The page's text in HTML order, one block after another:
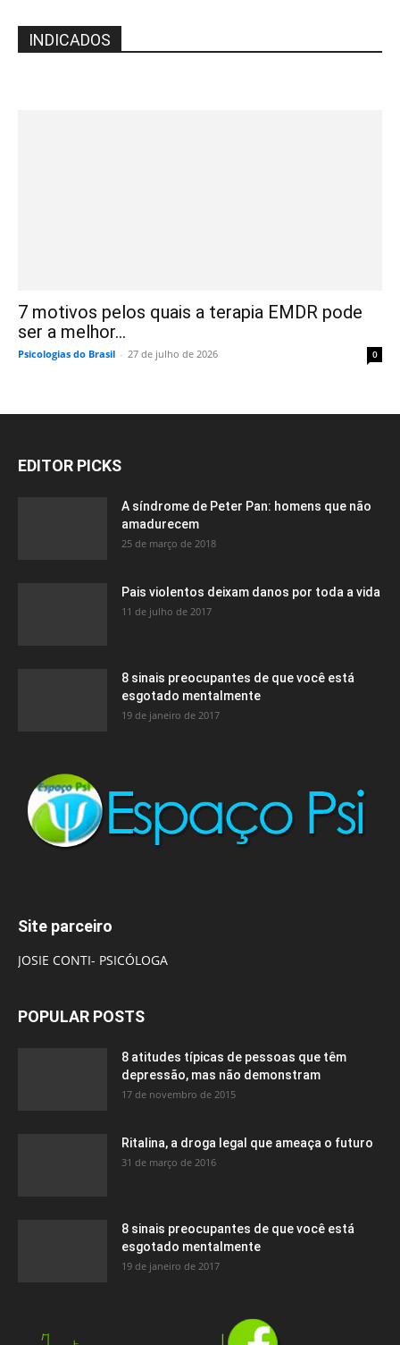
INDICADOS
7 motivos pelos quais a terapia EMDR pode
ser a melhor...
Psicologias do Brasil - 27 de julho de 2026 0
EDITOR PICKS
A síndrome de Peter Pan: homens que não
amadurecem
25 de março de 2018
Pais violentos deixam danos por toda a vida
11 de julho de 2017
8 sinais preocupantes de que você está
esgotado mentalmente
19 de janeiro de 2017
Site parceiro
JOSIE CONTI- PSICÓLOGA
POPULAR POSTS
8 atitudes típicas de pessoas que têm
depressão, mas não demonstram
17 de novembro de 2015
Ritalina, a droga legal que ameaça o futuro
31 de março de 2016
8 sinais preocupantes de que você está
esgotado mentalmente
19 de janeiro de 2017